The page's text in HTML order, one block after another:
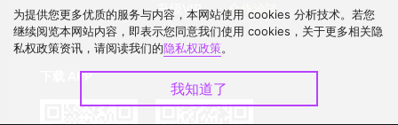
升级VIP
合作洽談
下载 APP
为提供您更多优质的服务与内容，本网站使用 cookies 分析技术。若您
继续阅览本网站内容，即表示您同意我们使用 cookies，关于更多相关隐
私权政策资讯，请阅读我们的隐私权政策。
我知道了